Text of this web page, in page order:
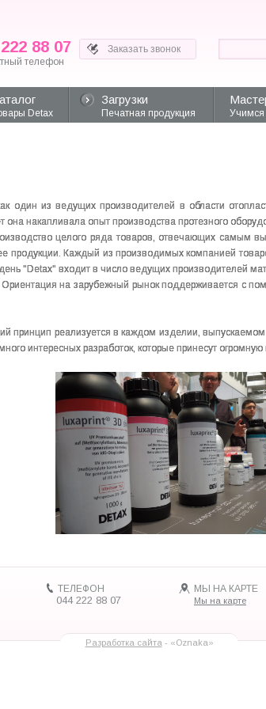
88 07
телефон
Detax
Загрузки
Печатная продукция Учимся
один из ведущих производителей в области
накапливала опыт производства протезного
целого ряда товаров, отвечающих самым
продукции. Каждый из производимых компанией
"Detax" входит в число ведущих производителей
на зарубежный рынок поддерживается с
принцип реализуется в каждом изделии,
интересных разработок, которые принесут
ТЕЛЕФОН
044 222 88 07
МЫ НА КАРТЕ
Мы на карте
Разработка сайта - «Oznaka»